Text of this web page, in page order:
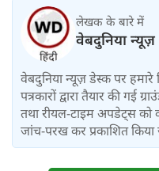
लेखक के बारे में
वेबदुनिया न्यूज़
वेबदुनिया न्यूज़ डेस्क पर हमारे
पत्रकारों द्वारा तैयार की गई
तथा रीयल-टाइम अपडेट्स को
जांच-परख कर प्रकाशित किया